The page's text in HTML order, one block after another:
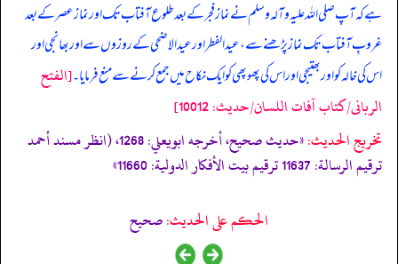
ہے کہ آپ صلی اللہ علیہ وآلہ وسلم نے نماز فجر کے بعد طلوع آفتاب تک اور نماز عصر کے بعد
غروبِ آفتاب تک نماز پڑھنے سے، عید الفطر اور عید الاضحی کے روزوں سے اور بھانجی اور
اس کی خالہ کو اور بھتیجی اور اس کی پھوپھی کو ایک نکاح میں جمع کرنے سے منع فرمایا۔[الفتح
الربانی/كتاب آفات اللسان/حدیث: 10012]
تخریج الحدیث:
«حديث صحيح، أخرجه ابويعلي: 1268، (انظر مسند أحمد
ترقيم الرسالة: 11637 ترقیم بيت الأفكار الدولية: 11660»
الحكم على الحديث:صحیح